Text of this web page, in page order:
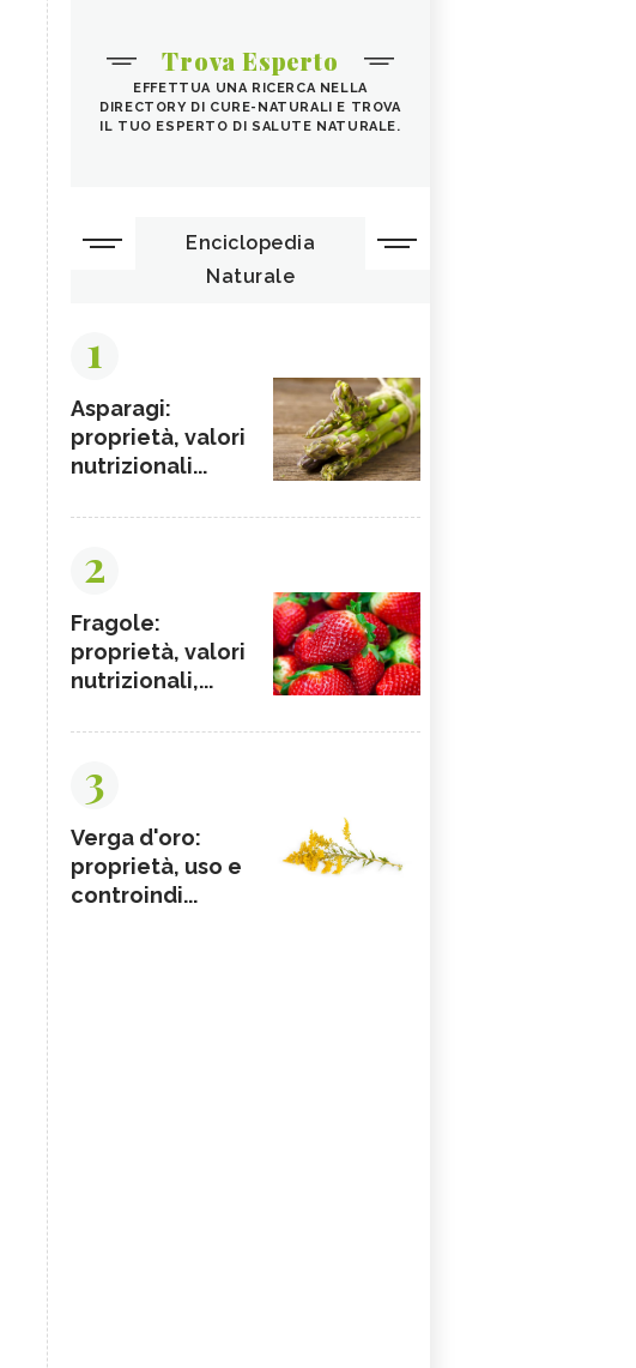
Trova Esperto
EFFETTUA UNA RICERCA NELLA
DIRECTORY DI CURE-NATURALI E TROVA
IL TUO ESPERTO DI SALUTE NATURALE.
Enciclopedia
Naturale
1
Asparagi:
proprietà, valori
nutrizionali...
2
Fragole:
proprietà, valori
nutrizionali,...
3
Verga d'oro:
proprietà, uso e
controindi...